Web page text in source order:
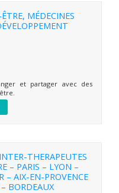
MÉDECINES
et partager avec des
THERAPEUTES
– PARIS – LYON –
– AIX-EN-PROVENCE
BORDEAUX